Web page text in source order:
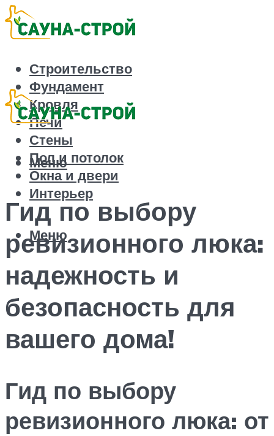
Строительство
Фундамент
Кровля
Печи
Стены
Пол и потолок
Окна и двери
Интерьер
Меню
Меню
Гид по выбору
ревизионного люка:
надежность и
безопасность для
вашего дома!
Гид по выбору
ревизионного люка: от